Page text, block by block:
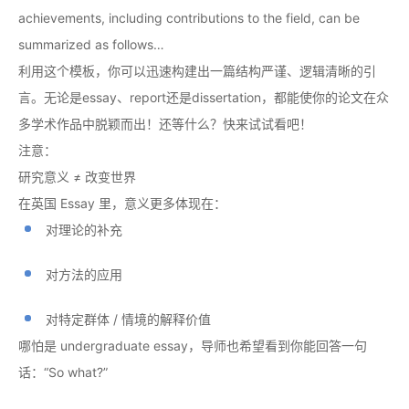
achievements, including contributions to the field, can be
summarized as follows…
利用这个模板，你可以迅速构建出一篇结构严谨、逻辑清晰的引
言。无论是essay、report还是dissertation，都能使你的论文在众
多学术作品中脱颖而出！还等什么？快来试试看吧！
注意：
研究意义 ≠ 改变世界
在英国 Essay 里，意义更多体现在：
对理论的补充
对方法的应用
对特定群体 / 情境的解释价值
哪怕是 undergraduate essay，导师也希望看到你能回答一句
话：“So what?”